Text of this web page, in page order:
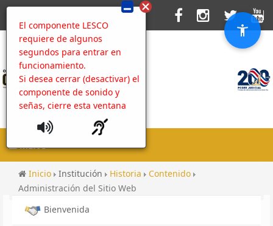
El componente LESCO
requiere de algunos
segundos para entrar en
funcionamiento.
Si desea cerrar (desactivar) el
componente de sonido y
señas, cierre esta ventana
MENU
Inicio Institución Historia
Contenido
Administración del Sitio Web
Bienvenida